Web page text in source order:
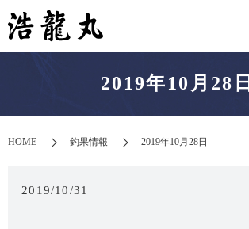
2019年10月28日
HOME 釣果情報 2019年10月28日
2019/10/31